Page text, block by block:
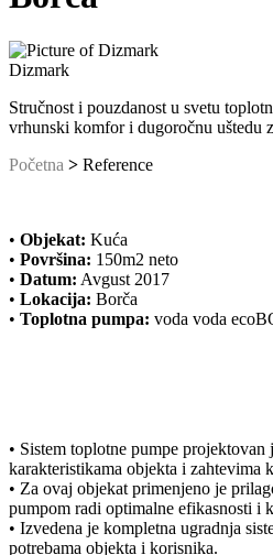
Dizmark
Stručnost i pouzdanost u svetu
vrhunski komfor i dugoročnu uštedu
Početna > Reference
• Objekat: Kuća
• Površina: 150m2 neto
• Datum: Avgust 2017
• Lokacija: Borča
• Toplotna pumpa: voda voda
• Sistem toplotne pumpe projektovan
karakteristikama objekta i zahtevima
• Za ovaj objekat primenjeno je
pumpom radi optimalne efikasnosti i
• Izvedena je kompletna ugradnja
potrebama objekta i korisnika.